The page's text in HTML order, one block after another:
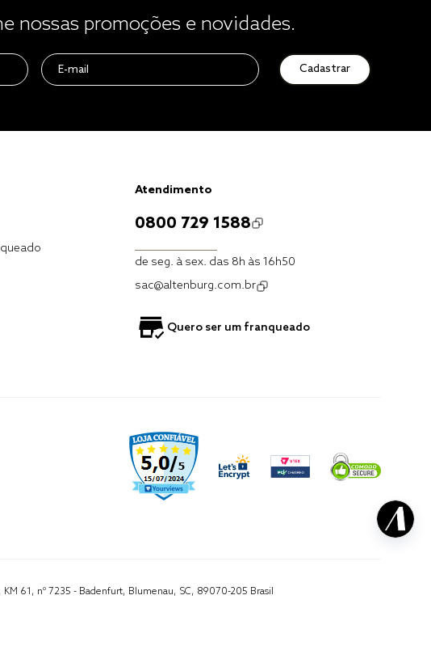
nossas promoções e novidades.
Cadastrar
Atendimento
0800 729 1588
de seg. à sex. das 8h às 16h50
sac@altenburg.com.br
Quero ser um franqueado
61, nº 7235 - Badenfurt, Blumenau, SC, 89070-205 Brasil